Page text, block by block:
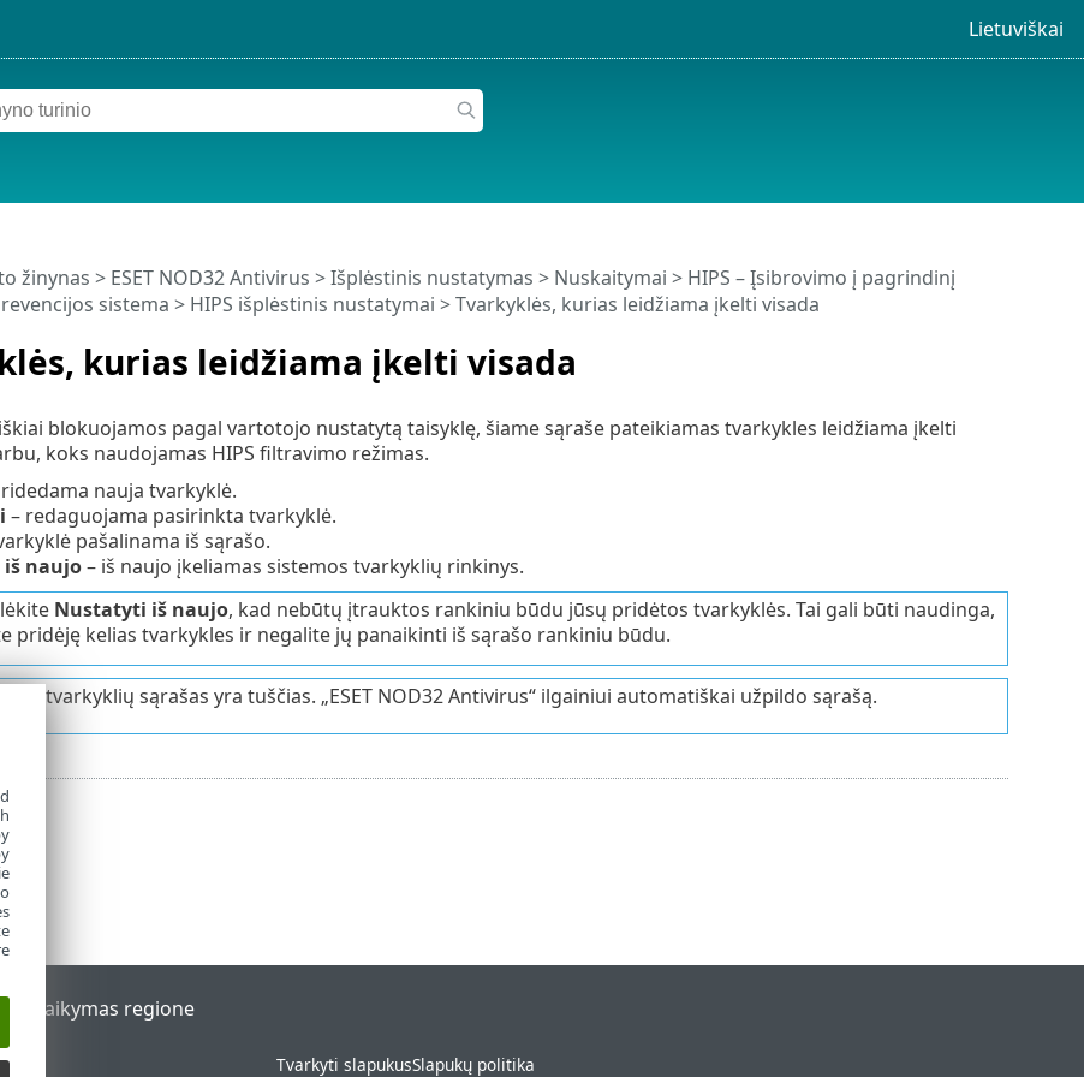
Lietuviškai
kurias leidžiama įkelti visada
žinynas > ESET NOD32 Antivirus >Išplėstinis nustatymas > Nuskaitymai > HIPS – Įsibrovimo į pagrindinį
sistema > HIPS išplėstinis nustatymai > Tvarkyklės, kurias leidžiama įkelti visada
blokuojamos pagal vartotojo nustatytą taisyklę, šiame sąraše pateikiamas tvarkykles leidžiama įkelti
koks naudojamas HIPS filtravimo režimas.
nauja tvarkyklė.
– redaguojama pasirinkta tvarkyklė.
pašalinama iš sąrašo.
naujo– iš naujo įkeliamas sistemos tvarkyklių rinkinys.
Nustatyti iš naujo, kad nebūtų įtrauktos rankiniu būdu jūsų pridėtos tvarkyklės. Tai gali būti naudinga,
pridėję kelias tvarkykles ir negalite jų panaikinti iš sąrašo rankiniu būdu.
tvarkyklių sąrašas yra tuščias. „ESET NOD32 Antivirus“ ilgainiui automatiškai užpildo sąrašą.
Palaikymas regione
Tvarkyti slapukusSlapukų politika